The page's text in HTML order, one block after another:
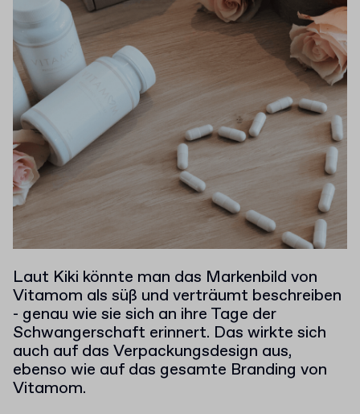
Laut Kiki könnte man das Markenbild von
Vitamom als süß und verträumt beschreiben
- genau wie sie sich an ihre Tage der
Schwangerschaft erinnert. Das wirkte sich
auch auf das Verpackungsdesign aus,
ebenso wie auf das gesamte Branding von
Vitamom.